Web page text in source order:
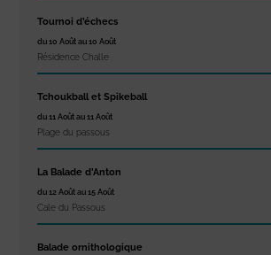
Tournoi d’échecs
du 10 Août au 10 Août
Résidence Challe
Tchoukball et Spikeball
du 11 Août au 11 Août
Plage du passous
La Balade d’Anton
du 12 Août au 15 Août
Cale du Passous
Balade ornithologique